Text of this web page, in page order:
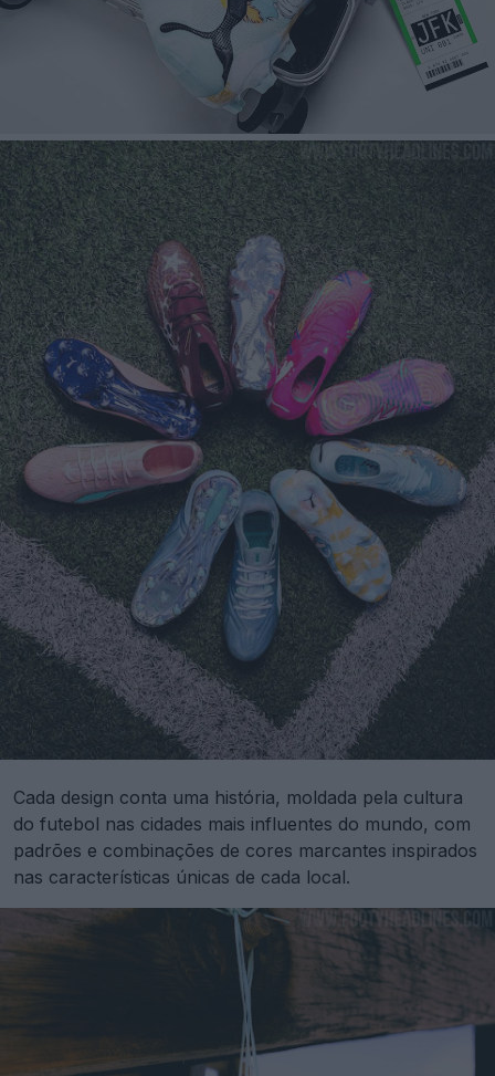
Cada design conta uma história, moldada pela cultura
do futebol nas cidades mais influentes do mundo, com
padrões e combinações de cores marcantes inspirados
nas características únicas de cada local.